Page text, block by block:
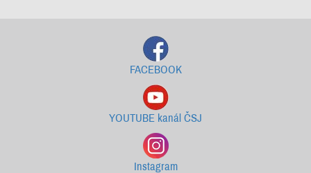
FACEBOOK
YOUTUBE kanál ČSJ
Instagram